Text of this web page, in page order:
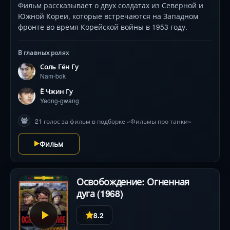
Фильм рассказывает о двух солдатах из Северной и
Южной Кореи, которые встречаются на Западном
фронте во время Корейской войны в 1953 году.
В главных ролях
Соль Гён Гу
Nam-bok
Ё Чжин Гу
Yeong-gwang
21 голос за фильм в подборке «Фильмы про танки»
Фильм
Освобождение: Огненная
дуга (1968)
8.2